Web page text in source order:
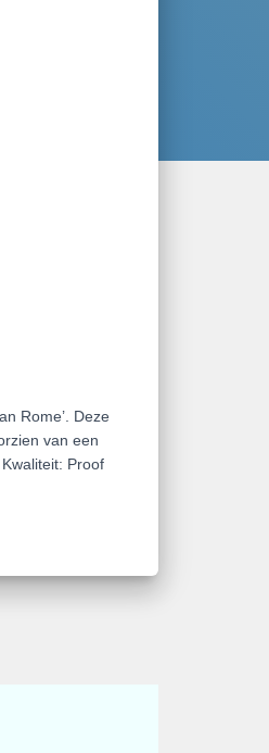
Rome’. Deze
van een
Proof